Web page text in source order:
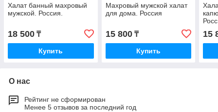
Халат банный махровый
мужской. Россия.
18 500 ₸
Купить
Махровый мужской халат
для дома. Россия
15 800₸
Купить
15
О нас
Рейтинг не сформирован
Менее 5 отзывов за последний год